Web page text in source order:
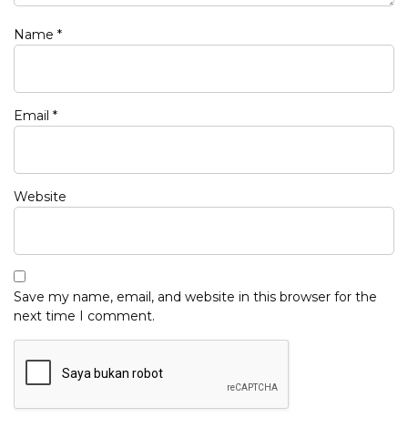
Name *
Email *
Website
Save my name, email, and website in this browser for the
next time I comment.